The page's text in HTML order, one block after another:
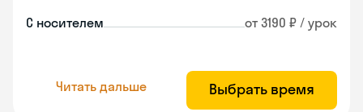
С носителем от 3190 ₽ / урок
Читать дальше Выбрать время